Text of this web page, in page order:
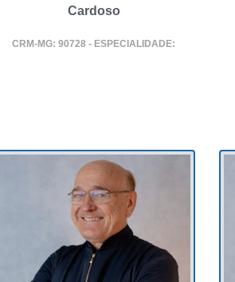
Cardoso
CRM-MG: 90728 - ESPECIALIDADE: